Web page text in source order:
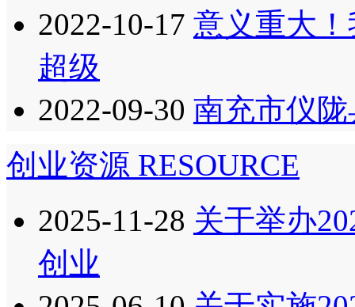
2022-10-17 意义重大
超级
2022-09-30 南充市仪
创业资源 RESOURCE
2025-11-28 关于举办
创业